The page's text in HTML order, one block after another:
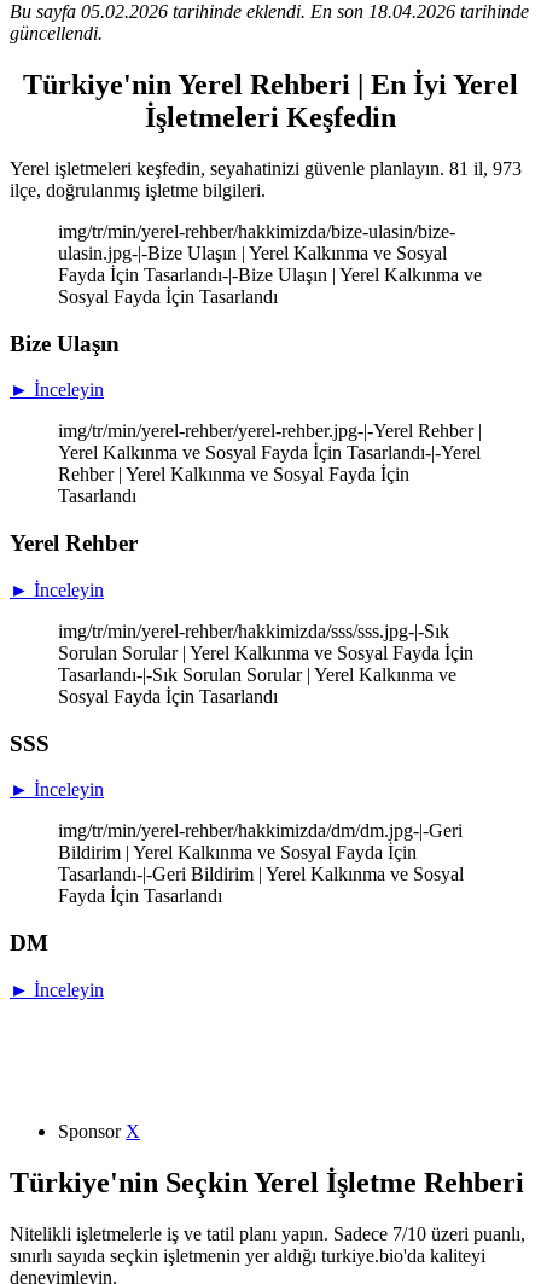
Bu sayfa 05.02.2026 tarihinde eklendi. En son 18.04.2026 tarihinde
güncellendi.
Türkiye'nin Yerel Rehberi | En İyi Yerel
İşletmeleri Keşfedin
Yerel işletmeleri keşfedin, seyahatinizi güvenle planlayın. 81 il, 973
ilçe, doğrulanmış işletme bilgileri.
img/tr/min/yerel-rehber/hakkimizda/bize-ulasin/bize-
ulasin.jpg-|-Bize Ulaşın | Yerel Kalkınma ve Sosyal
Fayda İçin Tasarlandı-|-Bize Ulaşın | Yerel Kalkınma ve
Sosyal Fayda İçin Tasarlandı
Bize Ulaşın
► İnceleyin
img/tr/min/yerel-rehber/yerel-rehber.jpg-|-Yerel Rehber |
Yerel Kalkınma ve Sosyal Fayda İçin Tasarlandı-|-Yerel
Rehber | Yerel Kalkınma ve Sosyal Fayda İçin
Tasarlandı
Yerel Rehber
► İnceleyin
img/tr/min/yerel-rehber/hakkimizda/sss/sss.jpg-|-Sık
Sorulan Sorular | Yerel Kalkınma ve Sosyal Fayda İçin
Tasarlandı-|-Sık Sorulan Sorular | Yerel Kalkınma ve
Sosyal Fayda İçin Tasarlandı
SSS
► İnceleyin
img/tr/min/yerel-rehber/hakkimizda/dm/dm.jpg-|-Geri
Bildirim | Yerel Kalkınma ve Sosyal Fayda İçin
Tasarlandı-|-Geri Bildirim | Yerel Kalkınma ve Sosyal
Fayda İçin Tasarlandı
DM
► İnceleyin
Sponsor X
Türkiye'nin Seçkin Yerel İşletme Rehberi
Nitelikli işletmelerle iş ve tatil planı yapın. Sadece 7/10 üzeri puanlı,
sınırlı sayıda seçkin işletmenin yer aldığı turkiye.bio'da kaliteyi
deneyimleyin.